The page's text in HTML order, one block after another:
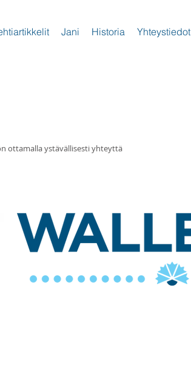
Jani Historia Yhteystiedot
ottamalla ystävällisesti yhteyttä